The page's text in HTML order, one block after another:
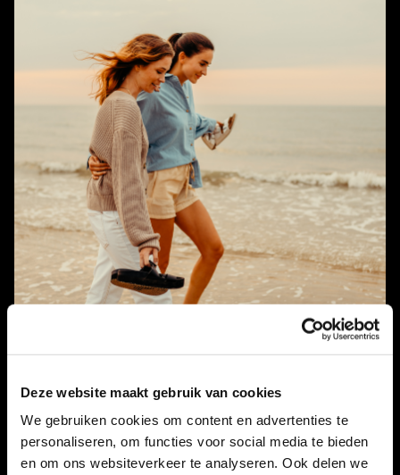
Deze website maakt gebruik van cookies
We gebruiken cookies om content en advertenties te
personaliseren, om functies voor social media te bieden
en om ons websiteverkeer te analyseren. Ook delen we